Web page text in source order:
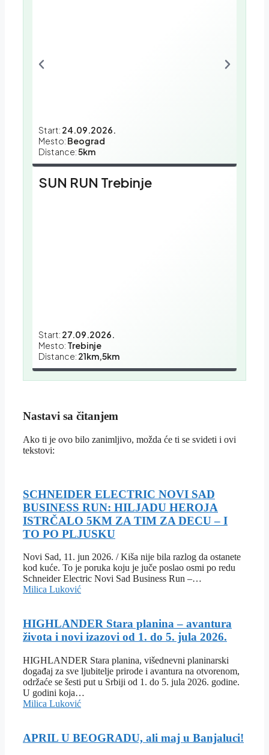
Start: 24.09.2026.
Mesto: Beograd
Distance:5km
SUN RUN Trebinje
Start: 27.09.2026.
Mesto: Trebinje
Distance: 21km,5km
Nastavi sa čitanjem
Ako ti je ovo bilo zanimljivo, možda će ti se svideti i ovi
tekstovi:
SCHNEIDER ELECTRIC NOVI SAD
BUSINESS RUN: HILJADU HEROJA
ISTRČALO 5KM ZA TIM ZA DECU – I
TO PO PLJUSKU
Novi Sad, 11. jun 2026. / Kiša nije bila razlog da ostanete
kod kuće. To je poruka koju je juče poslao osmi po redu
Schneider Electric Novi Sad Business Run –…
Milica Luković
HIGHLANDER Stara planina – avantura
života i novi izazovi od 1. do 5. jula 2026.
HIGHLANDER Stara planina, višednevni planinarski
događaj za sve ljubitelje prirode i avantura na otvorenom,
održaće se šesti put u Srbiji od 1. do 5. jula 2026. godine.
U godini koja…
Milica Luković
APRIL U BEOGRADU, ali maj u Banjaluci!